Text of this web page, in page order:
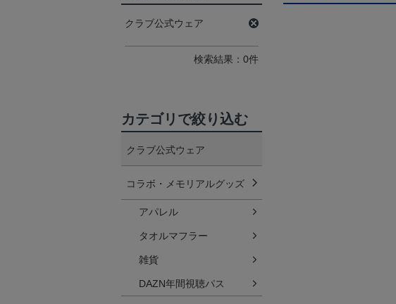
クラブ公式ウェア
検索結果：0件
カテゴリで絞り込む
クラブ公式ウェア
コラボ・メモリアルグッズ
アパレル
タオルマフラー
雑貨
DAZN年間視聴パス